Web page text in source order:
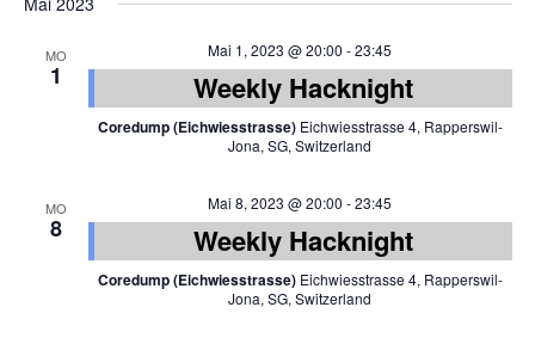
MO
1
Mai 1, 2023 @ 20:00 -23:45
Weekly Hacknight
Coredump (Eichwiesstrasse) Eichwiesstrasse 4, Rapperswil-
Jona, SG, Switzerland
MO
8
Mai 8, 2023 @ 20:00 -23:45
Weekly Hacknight
Coredump (Eichwiesstrasse) Eichwiesstrasse 4, Rapperswil-
Jona, SG, Switzerland